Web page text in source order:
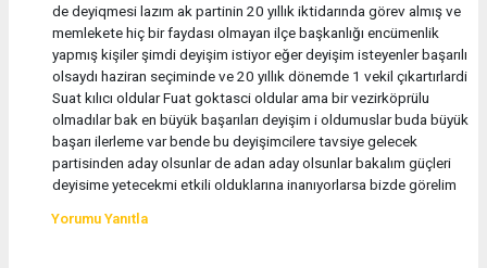
de deyiqmesi lazım ak partinin 20 yıllık iktidarında görev almış ve
memlekete hiç bir faydası olmayan ilçe başkanlığı encümenlik
yapmış kişiler şimdi deyişim istiyor eğer deyişim isteyenler başarılı
olsaydı haziran seçiminde ve 20 yıllık dönemde 1 vekil çıkartırlardi
Suat kılıcı oldular Fuat goktasci oldular ama bir vezirköprülu
olmadılar bak en büyük başarıları deyişim i oldumuslar buda büyük
başarı ilerleme var bende bu deyişimcilere tavsiye gelecek
partisinden aday olsunlar de adan aday olsunlar bakalım güçleri
deyisime yetecekmi etkili olduklarına inanıyorlarsa bizde görelim
Yorumu Yanıtla